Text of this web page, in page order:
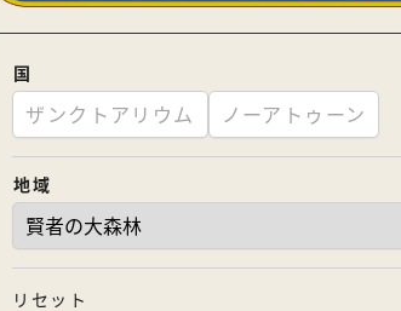
国
ザンクトアリウム ノーアトゥーン
地域
リセット